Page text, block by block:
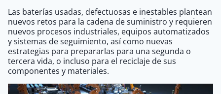
Las baterías usadas, defectuosas e inestables plantean
nuevos retos para la cadena de suministro y requieren
nuevos procesos industriales, equipos automatizados
y sistemas de seguimiento, así como nuevas
estrategias para prepararlas para una segunda o
tercera vida, o incluso para el reciclaje de sus
componentes y materiales.